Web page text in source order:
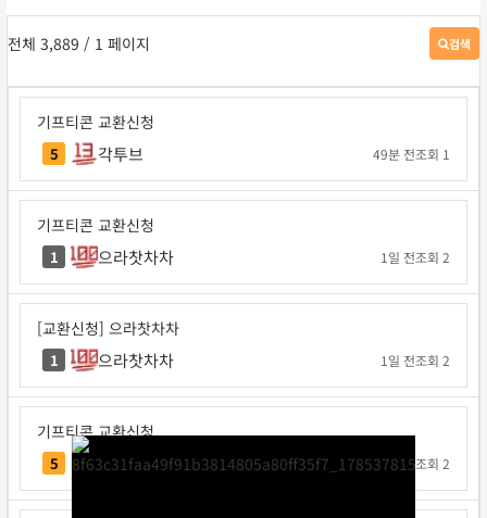
전체 3,889 / 1 페이지 검색
게
판
검
기프티콘 교환신청
5 각투브 49분 전조회 1
기프티콘 교환신청
1 으라찻차차 1일 전조회 2
[교환신청] 으라찻차차
1 으라찻차차 1일 전조회 2
기프티콘 교환신청
5 요코지나 1일 전조회 2